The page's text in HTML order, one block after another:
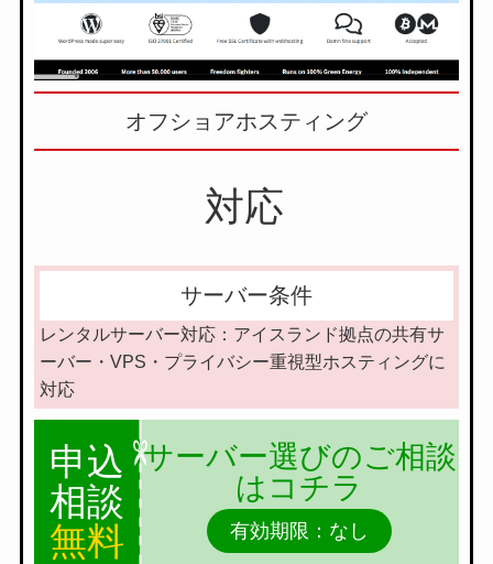
オフショアホスティング
対応
サーバー条件
レンタルサーバー対応：アイスランド拠点の共有サ
ーバー・VPS・プライバシー重視型ホスティングに
対応
申込
相談
無料
サーバー選びのご相談
はコチラ
有効期限：なし